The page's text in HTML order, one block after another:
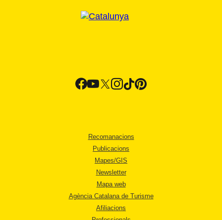
Recomanacions
Publicacions
Mapes/GIS
Newsletter
Mapa web
Agència Catalana de Turisme
Afiliacions